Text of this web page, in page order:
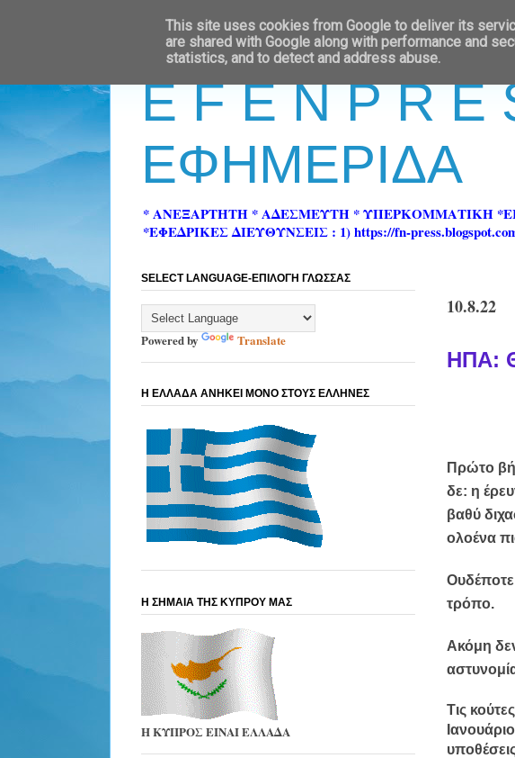
E F E N P R
ΕΦΗΜΕΡΙΔΑ
* ΑΝΕΞΑΡΤΗΤΗ * ΑΔΕΣΜΕΥΤΗ * ΥΠΕΡΚΟΜΜΑΤΙΚΗ
*ΕΦΕΔΡΙΚΕΣ ΔΙΕΥΘΥΝΣΕΙΣ : 1) https://fn-press.blogspot.com
10.8.22
ΗΠΑ:
Πρώτο
δε: η
βαθύ
ολοένα
Ουδέποτε
τρόπο.
Ακόμη
Τις
SELECT LANGUAGE-ΕΠΙΛΟΓΗ ΓΛΩΣΣΑΣ
Powered by Translate
Η ΕΛΛΑΔΑ ΑΝΗΚΕΙ ΜΟΝΟ ΣΤΟΥΣ ΕΛΛΗΝΕΣ
Η ΣΗΜΑΙΑ ΤΗΣ ΚΥΠΡΟΥ ΜΑΣ
Η ΚΥΠΡΟΣ ΕΙΝΑΙ ΕΛΛΑΔΑ
This site uses cookies from Google to deliver its
are shared with Google along with performance and
statistics, and to detect and address abuse.